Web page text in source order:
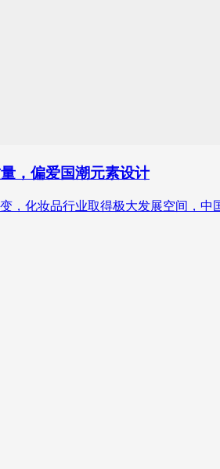
，偏爱国潮元素设计
化妆品行业取得极大发展空间，中